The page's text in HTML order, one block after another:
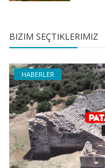
BIZIM SEÇTIKLERIMIZ
HABERLER